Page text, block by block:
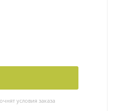
условия заказа